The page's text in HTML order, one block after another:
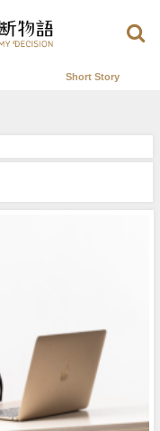
Short Story